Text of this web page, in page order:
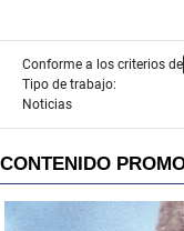
Conforme a los criterios de
Tipo de trabajo:
Noticias